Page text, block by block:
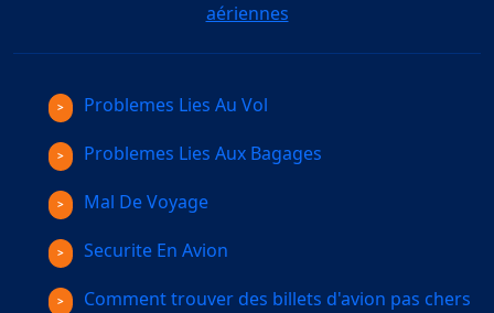
aériennes
Problemes Lies Au Vol
Problemes Lies Aux Bagages
Mal De Voyage
Securite En Avion
Comment trouver des billets d'avion pas chers